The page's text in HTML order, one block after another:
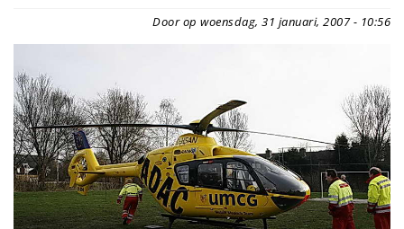
Door op woensdag, 31 januari, 2007 - 10:56